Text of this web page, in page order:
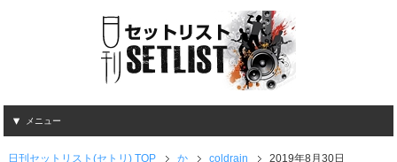
メニュー
日刊セットリスト(セトリ) TOP か coldrain
2019年8月30日